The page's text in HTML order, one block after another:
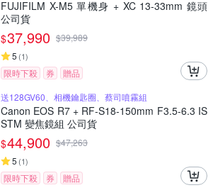
FUJIFILM X-M5 單機身 + XC 13-33mm 鏡頭
公司貨
$37,990 $39,989
5 (1)
限時下殺 券
贈品
送128GV60、相機鑰匙圈、蔡司噴霧組
Canon EOS R7 + RF-S18-150mm F3.5-6.3 IS
STM 變焦鏡組 公司貨
$44,900 $47,263
5 (1)
限時下殺 券
贈品